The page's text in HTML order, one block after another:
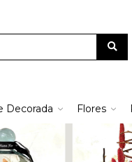
Decorada Flores